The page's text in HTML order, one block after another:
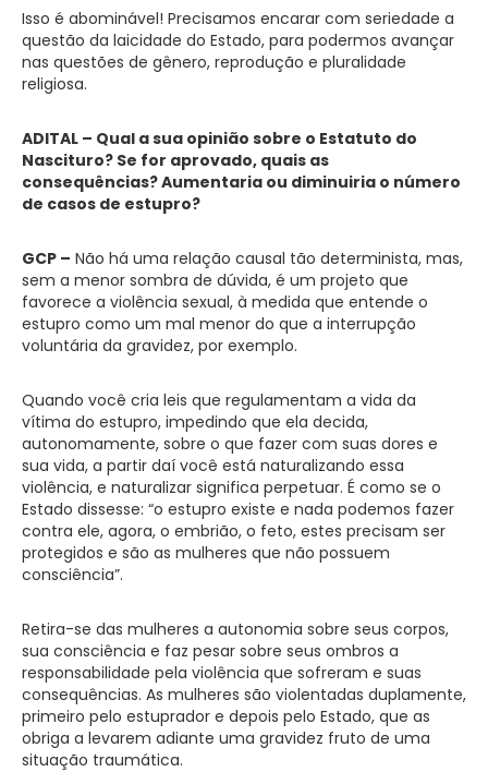
Isso é abominável! Precisamos encarar com seriedade a
questão da laicidade do Estado, para podermos avançar
nas questões de gênero, reprodução e pluralidade
religiosa.
ADITAL – Qual a sua opinião sobre o Estatuto do
Nascituro? Se for aprovado, quais as
consequências? Aumentaria ou diminuiria o número
de casos de estupro?
GCP – Não há uma relação causal tão determinista, mas,
sem a menor sombra de dúvida, é um projeto que
favorece a violência sexual, à medida que entende o
estupro como um mal menor do que a interrupção
voluntária da gravidez, por exemplo.
Quando você cria leis que regulamentam a vida da
vítima do estupro, impedindo que ela decida,
autonomamente, sobre o que fazer com suas dores e
sua vida, a partir daí você está naturalizando essa
violência, e naturalizar significa perpetuar. É como se o
Estado dissesse: “o estupro existe e nada podemos fazer
contra ele, agora, o embrião, o feto, estes precisam ser
protegidos e são as mulheres que não possuem
consciência”.
Retira-se das mulheres a autonomia sobre seus corpos,
sua consciência e faz pesar sobre seus ombros a
responsabilidade pela violência que sofreram e suas
consequências. As mulheres são violentadas duplamente,
primeiro pelo estuprador e depois pelo Estado, que as
obriga a levarem adiante uma gravidez fruto de uma
situação traumática.